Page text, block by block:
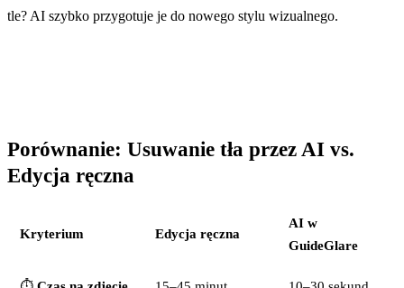
tle? AI szybko przygotuje je do nowego stylu wizualnego.
Porównanie: Usuwanie tła przez AI vs.
Edycja ręczna
Kryterium Edycja ręczna
AI w
GuideGlare